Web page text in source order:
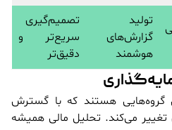
تولید
گزارش‌های
هوشمند
تصمیم‌گیری
سریع‌تر و
دقیق‌تر
گروه‌هایی هستند که با گسترش
می‌کند. تحلیل مالی همیشه